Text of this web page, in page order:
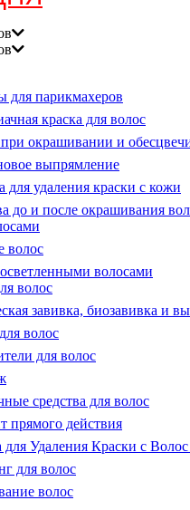
для парикмахеров
краска для волос
окрашивании и
выпрямление
для удаления краски с кожи
до и после окрашивания
волос
волосами
волос
завивка, биозавивка и
волос
для волос
средства для волос
прямого действия
Удаления Краски с
для волос
волос